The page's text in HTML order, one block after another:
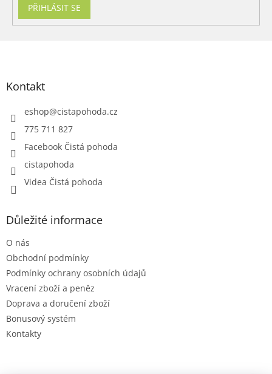
PŘIHLÁSIT SE
Kontakt
eshop@cistapohoda.cz
775 711 827
Facebook Čistá pohoda
cistapohoda
Videa Čistá pohoda
Důležité informace
O nás
Obchodní podmínky
Podmínky ochrany osobních údajů
Vracení zboží a peněz
Doprava a doručení zboží
Bonusový systém
Kontakty